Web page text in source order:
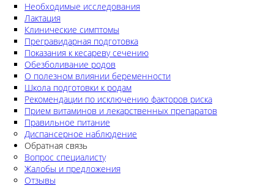
Необходимые исследования
Лактация
Клинические симптомы
Прегравидарная подготовка
Показания к кесареву сечению
Обезболивание родов
О полезном влиянии беременности
Школа подготовки к родам
Рекомендации по исключению факторов риска
Прием витаминов и лекарственных препаратов
Правильное питание
Диспансерное наблюдение
Обратная связь
Вопрос специалисту
Жалобы и предложения
Отзывы